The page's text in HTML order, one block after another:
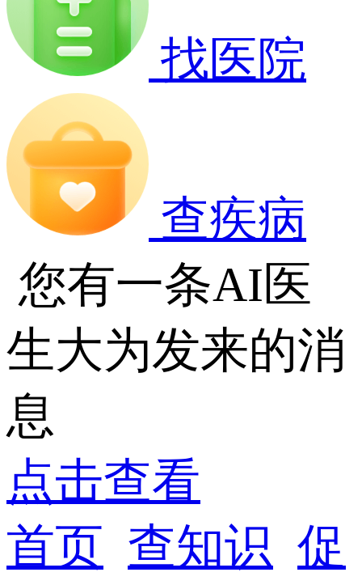
找医院
查疾病
您有一条AI医
生大为发来的消
息
点击查看
首页 查知识 促